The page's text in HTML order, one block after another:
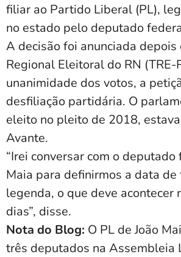
filiar ao Partido Liberal (PL),
no estado pelo deputado
A decisão foi anunciada depois
Regional Eleitoral do RN (TRE-
unanimidade dos votos, a
desfiliação partidária. O
eleito no pleito de 2018,
Avante.
“Irei conversar com o deputado
Maia para definirmos a data de
legenda, o que deve acontecer
dias”, disse.
Nota do Blog: O PL de João
três deputados na Assembleia